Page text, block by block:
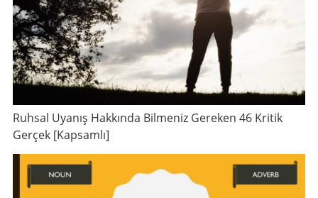
Ruhsal Uyanış Hakkında Bilmeniz Gereken 46 Kritik
Gerçek [Kapsamlı]